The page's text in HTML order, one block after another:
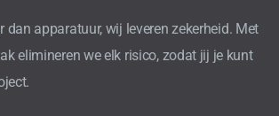
dan apparatuur, wij leveren zekerheid. Met
elimineren we elk risico, zodat jij je kunt